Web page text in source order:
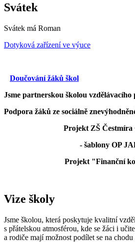
Svátek
Svátek má Roman
Dotyková zařízení ve výuce
Doučování žáků škol
Jsme partnerskou školou
Podpora žáků ze sociálně
Projekt ZŠ Čestmíra
- šablony OP
Projekt "Finanční
Vize školy
Jsme školou, která poskytuje kvalitní
s přátelskou atmosférou, kde se žáci i
a rodiče mají možnost podílet se na chodu